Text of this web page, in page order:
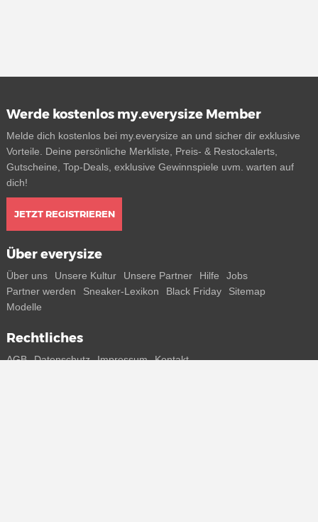
Werde kostenlos my.everysize Member
Melde dich kostenlos bei my.everysize an und sicher dir exklusive
Vorteile. Deine persönliche Merkliste, Preis- & Restockalerts,
Gutscheine, Top-Deals, exklusive Gewinnspiele uvm. warten auf
dich!
JETZT REGISTRIEREN
Über everysize
Über uns Unsere Kultur Unsere Partner Hilfe
Jobs
Partner werden
Sneaker-Lexikon Black Friday
Sitemap
Modelle
Rechtliches
AGB Datenschutz Impressum Kontakt